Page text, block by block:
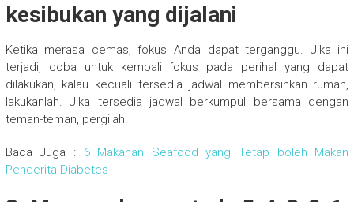
kesibukan yang dijalani
Ketika merasa cemas, fokus Anda dapat terganggu. Jika ini
terjadi, coba untuk kembali fokus pada perihal yang dapat
dilakukan, kalau kecuali tersedia jadwal membersihkan rumah,
lakukanlah. Jika tersedia jadwal berkumpul bersama dengan
teman-teman, pergilah.
Baca Juga : 6 Makanan Seafood yang Tetap boleh Makan
Penderita Diabetes